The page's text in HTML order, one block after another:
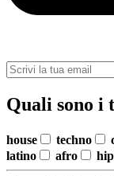
Quali sono i
house techno
latino
afro